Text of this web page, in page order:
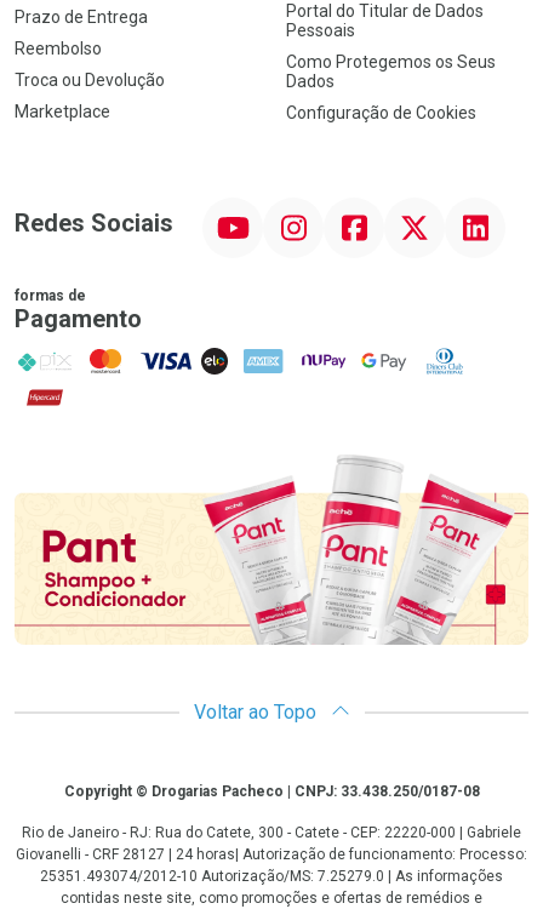
Prazo de Entrega
Reembolso
Troca ou Devolução
Marketplace
Portal do Titular de Dados
Pessoais
Como Protegemos os Seus
Dados
Configuração de Cookies
Redes Sociais InstagramFacebookTwitter Linkedin
formas de
Pagamento
PIX MasterCard
VISA ELO AMEX NuPay Google PayDiners Club
Hipercard
Promoção em Destaque
Voltar ao Topo
CopyrightCopyright © Drogarias Pacheco | CNPJ: 33.438.250/0187-08
Rio de Janeiro - RJ: Rua do Catete, 300 - Catete - CEP: 22220-000 | Gabriele
Giovanelli - CRF 28127 | 24 horas| Autorização de funcionamento: Processo:
25351.493074/2012-10 Autorização/MS: 7.25279.0 | As informações
contidas neste site, como promoções e ofertas de remédios e